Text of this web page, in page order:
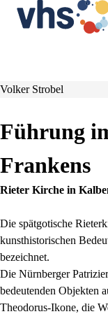
Volker Strobel
Führung
Frankens
Rieter Kirche in
Die spätgotische
kunsthistorischen
bezeichnet.
Die Nürnberger
bedeutenden Objekten
Theodorus-Ikone, die